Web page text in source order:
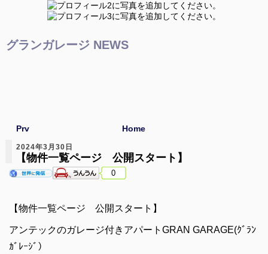
グランガレージ NEWS
Prv Home
2024年3月30日
【物件一覧ページ 公開スタート】
0
【物件一覧ページ 公開スタート】
アンテックのガレージ付きアパートGRAN GARAGE(ｸﾞﾗﾝ
ｶﾞﾚｰｼﾞ）